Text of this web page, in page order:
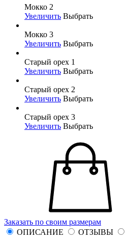
Мокко 2
Увеличить Выбрать
Мокко 3
Увеличить Выбрать
Старый орех 1
Увеличить Выбрать
Старый орех 2
Увеличить Выбрать
Старый орех 3
Увеличить Выбрать
Заказать по своим размерам
ОПИСАНИЕ
ОТЗЫВЫ